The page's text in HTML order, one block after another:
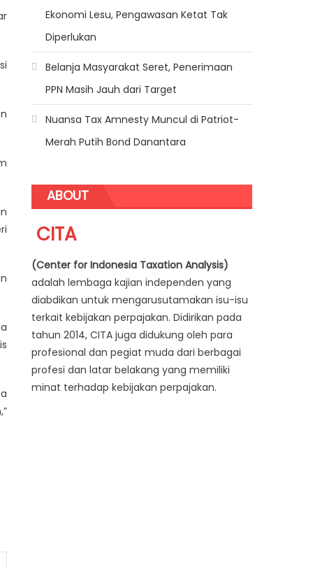
Ekonomi Lesu, Pengawasan Ketat Tak
Diperlukan
Belanja Masyarakat Seret, Penerimaan
PPN Masih Jauh dari Target
Nuansa Tax Amnesty Muncul di Patriot-
Merah Putih Bond Danantara
ABOUT
CITA
(Center for Indonesia Taxation Analysis)
adalah lembaga kajian independen yang
diabdikan untuk mengarusutamakan isu-isu
terkait kebijakan perpajakan. Didirikan pada
tahun 2014, CITA juga didukung oleh para
profesional dan pegiat muda dari berbagai
profesi dan latar belakang yang memiliki
minat terhadap kebijakan perpajakan.